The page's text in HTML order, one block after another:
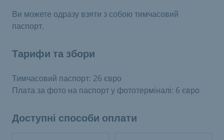
Ви можете одразу взяти з собою тимчасовий
паспорт.
Тарифи та збори
Тимчасовий паспорт: 26 євро
Плата за фото на паспорт у фототерміналі: 6 євро
Доступні способи оплати